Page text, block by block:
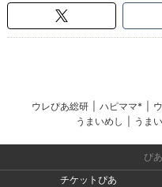
ウレぴあ総研 ハピママ*
うまいめし
うま
ぴ
チケットぴあ